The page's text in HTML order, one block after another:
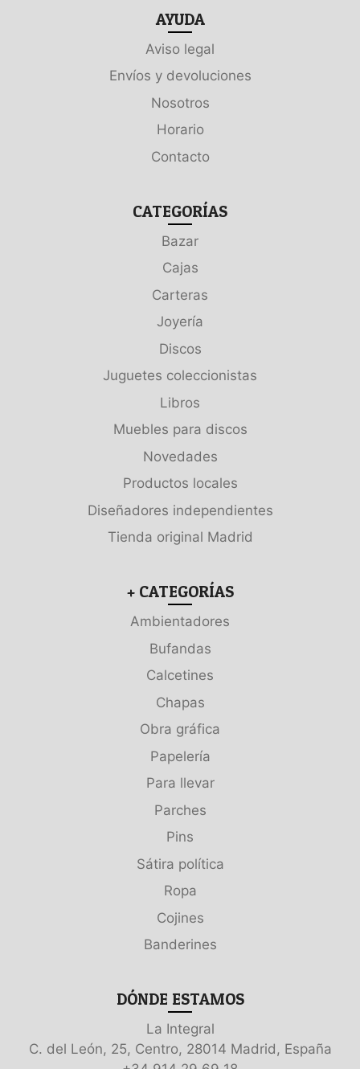
AYUDA
Aviso legal
Envíos y devoluciones
Nosotros
Horario
Contacto
CATEGORÍAS
Bazar
Cajas
Carteras
Joyería
Discos
Juguetes coleccionistas
Libros
Muebles para discos
Novedades
Productos locales
Diseñadores independientes
Tienda original Madrid
+ CATEGORÍAS
Ambientadores
Bufandas
Calcetines
Chapas
Obra gráfica
Papelería
Para llevar
Parches
Pins
Sátira política
Ropa
Cojines
Banderines
DÓNDE ESTAMOS
La Integral
C. del León, 25, Centro, 28014 Madrid, España